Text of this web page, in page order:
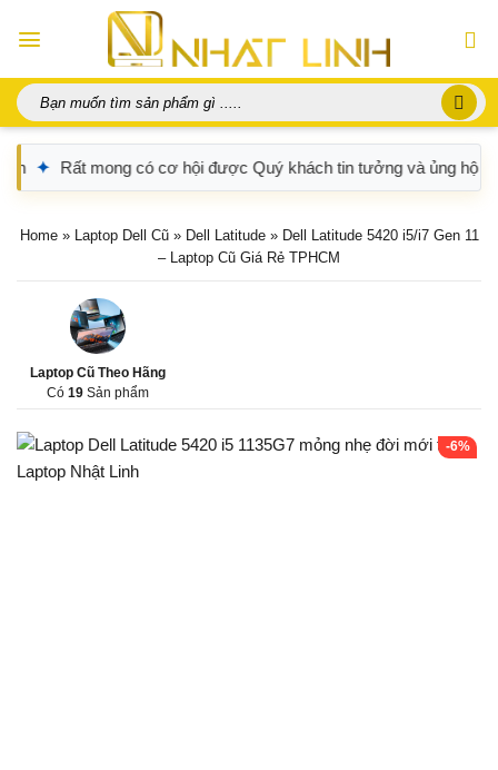
đến
dungTìm
kiếm:
có cơ hội được Quý khách tin tưởng và ủng hộ ✦ Nếu cần hỗ
Home» Laptop Dell Cũ» Dell Latitude» Dell Latitude 5420 i5/i7 Gen 11
– Laptop Cũ Giá Rẻ TPHCM
Laptop Cũ Theo Hãng
Có 19 Sản phẩm
Dell Latitude
-6%